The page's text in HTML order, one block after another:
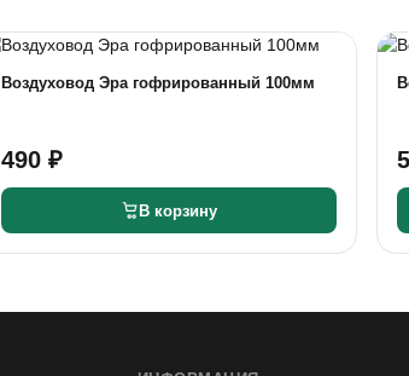
Воздуховод Эра гофрированный 100мм
490 ₽
В корзину